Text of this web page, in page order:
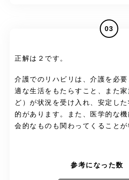
03
正解は２です。
介護でのリハビリは、介護を必
適な生活をもたらすこと、また
ど）が状況を受け入れ、安定し
的があります。また、医学的な
会的なものも関わってくることが
参考になった数